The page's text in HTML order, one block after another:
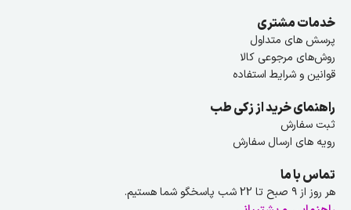
خدمات مشتری
پرسش های متداول
روش‌های مرجوعی کالا
قوانین و شرایط استفاده
راهنمای خرید از زکی طب
ثبت سفارش
رویه های ارسال سفارش
تماس با ما
هر روز از ۹ صبح تا 22 شب پاسخگو شما هستیم.